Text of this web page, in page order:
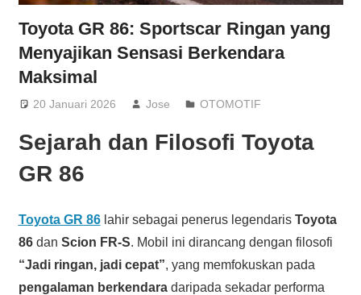
Toyota GR 86: Sportscar Ringan yang
Menyajikan Sensasi Berkendara
Maksimal
20 Januari 2026 Jose OTOMOTIF
Sejarah dan Filosofi Toyota
GR 86
Toyota GR 86lahir sebagai penerus legendaris Toyota
86dan Scion FR-S. Mobil ini dirancang dengan filosofi
“Jadi ringan, jadi cepat”, yang memfokuskan pada
pengalaman berkendaradaripada sekadar performa